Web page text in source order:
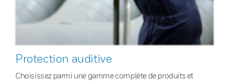
Protection auditive
Choisissez parmi une gamme complète de produits et